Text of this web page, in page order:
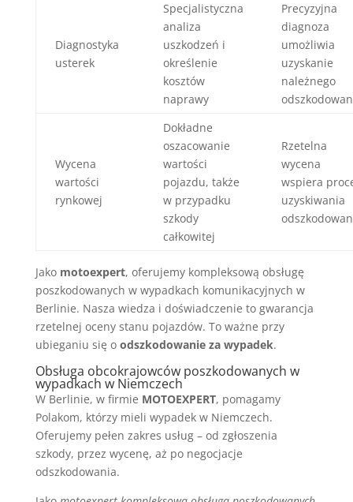
Diagnostyka
usterek
Specjalistyczna
analiza
uszkodzeń i
określenie
kosztów
naprawy
Precyzyjna
diagnoza
umożliwia
uzyskanie
należnego
Wycena
wartości
rynkowej
Dokładne
oszacowanie
wartości
pojazdu, także
w przypadku
szkody
całkowitej
Rzetelna
wycena
wspiera
uzyskiwania
Jako motoexpert, oferujemy kompleksową obsługę
poszkodowanych w wypadkach komunikacyjnych w
Berlinie. Nasza wiedza i doświadczenie to gwarancja
rzetelnej oceny stanu pojazdów. To ważne przy
ubieganiu się o odszkodowanie za wypadek.
Obsługa obcokrajowców poszkodowanych w
wypadkach w Niemczech
W Berlinie, w firmie MOTOEXPERT, pomagamy
Polakom, którzy mieli wypadek w Niemczech.
Oferujemy pełen zakres usług – od zgłoszenia
szkody, przez wycenę, aż po negocjacje
odszkodowania.